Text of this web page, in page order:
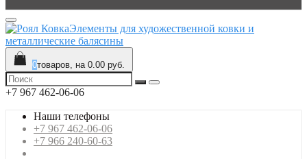
Элементы для художественной ковки и
металлические балясины
0товаров, на 0.00 руб.
+7 967 462-06-06
Наши телефоны
+7 967 462-06-06
+7 966 240-60-63